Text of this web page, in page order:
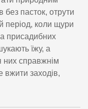
без пасток, отрути
період, коли щури
присадибних
їжу, а
них справжнім
заходів,